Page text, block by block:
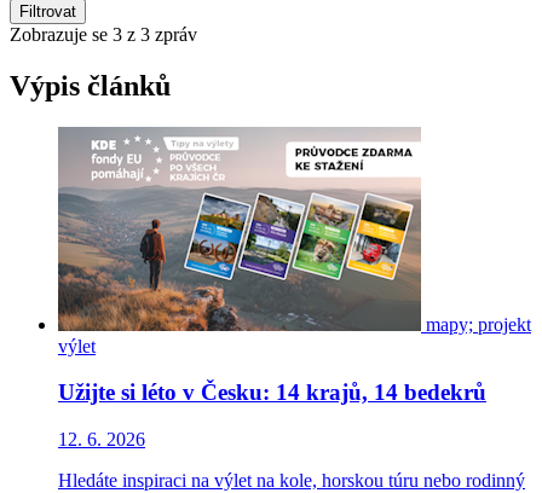
Filtrovat
Zobrazuje se 3 z 3 zpráv
Výpis článků
mapy; projekt
výlet
Užijte si léto v Česku: 14 krajů, 14 bedekrů
12. 6. 2026
Hledáte inspiraci na výlet na kole, horskou túru nebo rodinný